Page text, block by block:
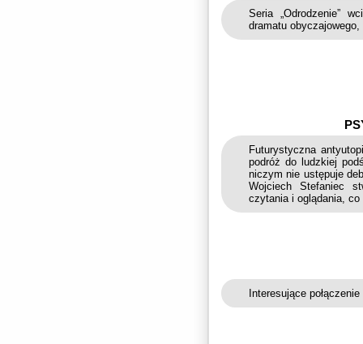
Seria „Odrodzenie”
dramatu
Futurystyczna
podróż do ludzkiej
niczym nie ustępuje
Wojciech Stefaniec
czytania i oglądania,
Interesujące